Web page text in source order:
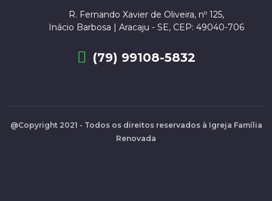
R. Fernando Xavier de Oliveira, nº 125,
Inácio Barbosa | Aracaju - SE, CEP: 49040-706
(79) 99108-5832
@Copyright 2021 - Todos os direitos reservados à Igreja Família
Renovada